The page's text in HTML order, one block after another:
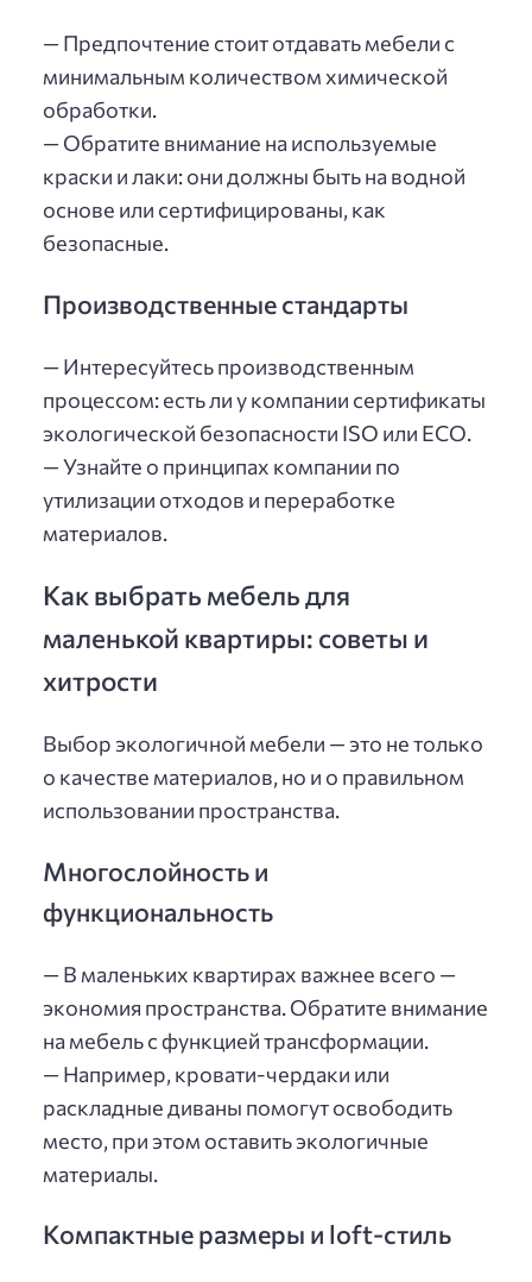
— Предпочтение стоит отдавать мебели с
минимальным количеством химической
обработки.
— Обратите внимание на используемые
краски и лаки: они должны быть на водной
основе или сертифицированы, как
безопасные.
Производственные стандарты
— Интересуйтесь производственным
процессом: есть ли у компании сертификаты
экологической безопасности ISO или ECO.
— Узнайте о принципах компании по
утилизации отходов и переработке
материалов.
Как выбрать мебель для
маленькой квартиры: советы и
хитрости
Выбор экологичной мебели — это не только
о качестве материалов, но и о правильном
использовании пространства.
Многослойность и
функциональность
— В маленьких квартирах важнее всего —
экономия пространства. Обратите внимание
на мебель с функцией трансформации.
— Например, кровати-чердаки или
раскладные диваны помогут освободить
место, при этом оставить экологичные
материалы.
Компактные размеры и loft-стиль